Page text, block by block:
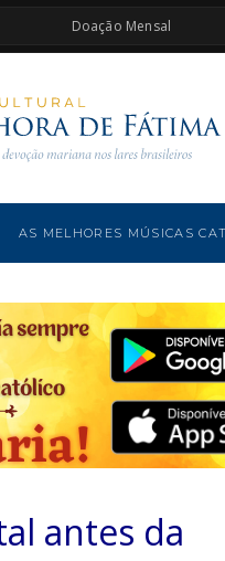
Doação Mensal
AS MELHORES MÚSICAS
antes da